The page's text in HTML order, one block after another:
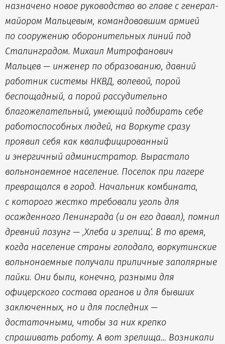
назначено новое руководство во главе с генерал-
майором Мальцевым, командовавшим армией
по сооружению оборонительных линий под
Сталинградом. Михаил Митрофанович
Мальцев — инженер по образованию, давний
работник системы НКВД, волевой, порой
беспощадный, а порой рассудительно
благожелательный, умеющий подбирать себе
работоспособных людей, на Воркуте сразу
проявил себя как квалифицированный
и энергичный администратор. Вырастало
вольнонаемное население. Поселок при лагере
превращался в город. Начальник комбината,
с которого жестко требовали уголь для
осажденного Ленинграда (и он его давал), помнил
древний лозунг — ‚Хлеба и зрелищ‘. В то время,
когда население страны голодало, воркутинские
вольнонаемные получали приличные заполярные
пайки. Они были, конечно, разными для
офицерского состава органов и для бывших
заключенных, но и для последних —
достаточными, чтобы за них крепко
спрашивать работу. А вот зрелища… Возникали